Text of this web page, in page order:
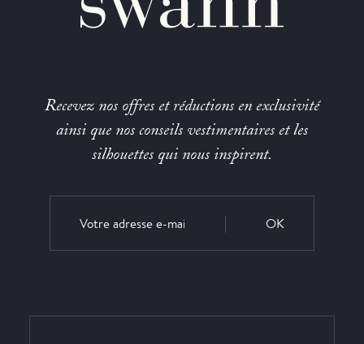
Recevez nos offres et réductions en exclusivité
ainsi que nos conseils vestimentaires et les
silhouettes qui nous inspirent.
OK